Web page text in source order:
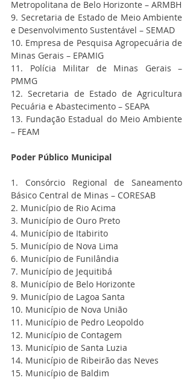
Metropolitana de Belo Horizonte – ARMBH
9. Secretaria de Estado de Meio Ambiente
e Desenvolvimento Sustentável – SEMAD
10. Empresa de Pesquisa Agropecuária de
Minas Gerais – EPAMIG
11. Polícia Militar de Minas Gerais –
PMMG
12. Secretaria de Estado de Agricultura
Pecuária e Abastecimento – SEAPA
13. Fundação Estadual do Meio Ambiente
– FEAM
Poder Público Municipal
1. Consórcio Regional de Saneamento
Básico Central de Minas – CORESAB
2. Município de Rio Acima
3. Município de Ouro Preto
4. Município de Itabirito
5. Município de Nova Lima
6. Município de Funilândia
7. Município de Jequitibá
8. Município de Belo Horizonte
9. Município de Lagoa Santa
10. Município de Nova União
11. Município de Pedro Leopoldo
12. Município de Contagem
13. Município de Santa Luzia
14. Município de Ribeirão das Neves
15. Município de Baldim